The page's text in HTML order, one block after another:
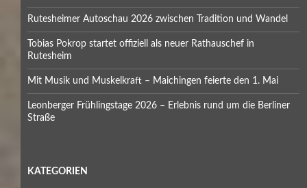
Rutesheimer Autoschau 2026 zwischen Tradition und Wandel
Tobias Pokrop startet offiziell als neuer Rathauschef in
Rutesheim
Mit Musik und Muskelkraft – Maichingen feierte den 1. Mai
Leonberger Frühlingstage 2026 – Erlebnis rund um die Berliner
Straße
KATEGORIEN